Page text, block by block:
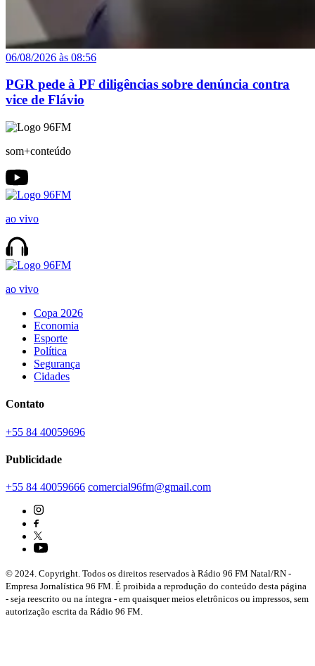
06/08/2026 às 08:56
PGR pede à PF diligências sobre denúncia contra
vice de Flávio
som+conteúdo
ao vivo
ao vivo
Copa 2026
Economia
Esporte
Política
Segurança
Cidades
Contato
+55 84 40059696
Publicidade
+55 84 40059666 comercial96fm@gmail.com
© 2024. Copyright. Todos os direitos reservados à Rádio 96 FM Natal/RN -
Empresa Jornalística 96 FM. É proibida a reprodução do conteúdo desta página
- seja reescrito ou na íntegra - em quaisquer meios eletrônicos ou impressos, sem
autorização escrita da Rádio 96 FM.